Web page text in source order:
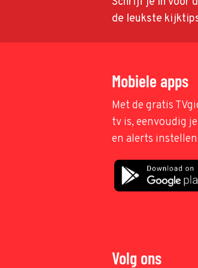
de leukste
Mobiele apps
Met de gratis
tv is, eenvoudig
en alerts
Volg ons